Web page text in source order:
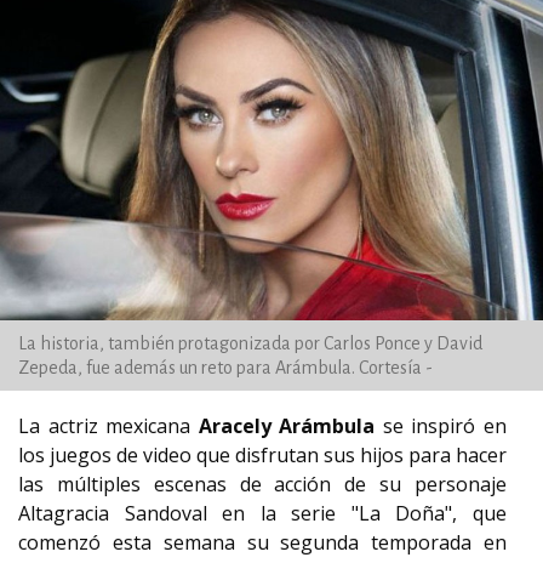
La historia, también protagonizada por Carlos Ponce y David
Zepeda, fue además un reto para Arámbula. Cortesía -
La actriz mexicana Aracely Arámbula se inspiró en
los juegos de video que disfrutan sus hijos para hacer
las múltiples escenas de acción de su personaje
Altagracia Sandoval en la serie "La Doña", que
comenzó esta semana su segunda temporada en